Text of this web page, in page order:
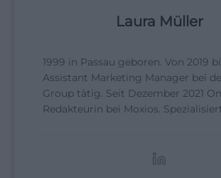
Laura Müller
1999 in Passau geboren. Von 2019
Assistant Marketing Manager bei
Group tätig. Seit Dezember 2021
Redakteurin bei Moxios.